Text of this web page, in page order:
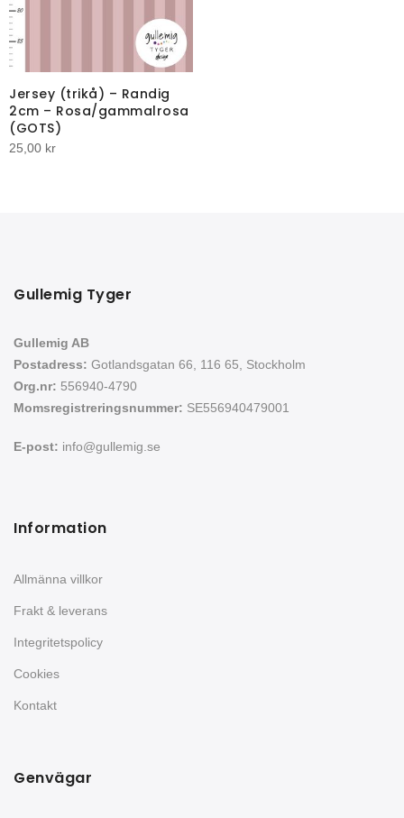
Jersey (trikå) – Randig
2cm – Rosa/gammalrosa
(GOTS)
25,00 kr
Gullemig Tyger
Gullemig AB
Postadress: Gotlandsgatan 66, 116 65, Stockholm
Org.nr: 556940-4790
Momsregistreringsnummer: SE556940479001
E-post: info@gullemig.se
Information
Allmänna villkor
Frakt & leverans
Integritetspolicy
Cookies
Kontakt
Genvägar